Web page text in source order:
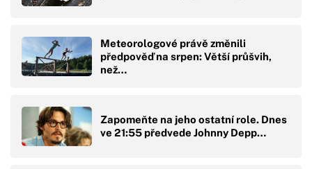
Meteorologové právě změnili
předpověď na srpen: Větší průšvih,
než…
Zapomeňte na jeho ostatní role. Dnes
ve 21:55 předvede Johnny Depp…